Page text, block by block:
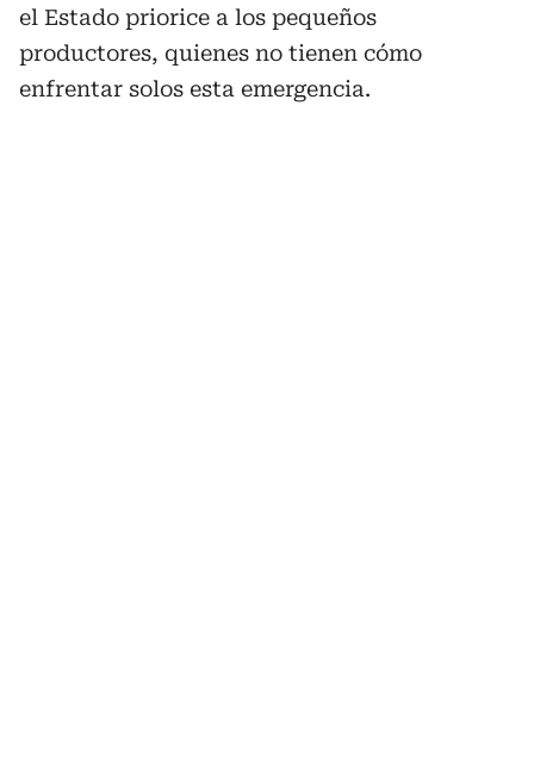
el Estado priorice a los pequeños
productores, quienes no tienen cómo
enfrentar solos esta emergencia.